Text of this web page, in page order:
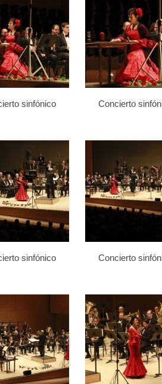
sinfónico Concierto
sinfónico Concierto